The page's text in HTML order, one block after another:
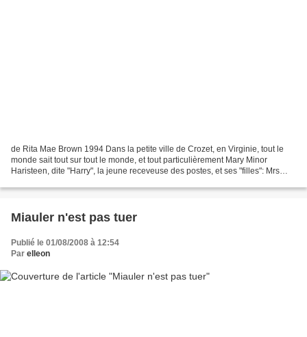
de Rita Mae Brown 1994 Dans la petite ville de Crozet, en Virginie, tout le
monde sait tout sur tout le monde, et tout particulièrement Mary Minor
Haristeen, dite "Harry", la jeune receveuse des postes, et ses "filles": Mrs
Miauler n'est pas tuer
Publié le 01/08/2008 à 12:54
Par elleon